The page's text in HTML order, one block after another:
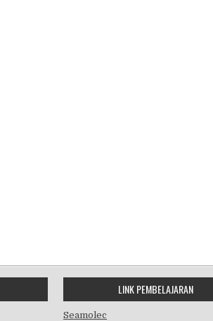
LINK PEMBELAJARAN
Seamolec